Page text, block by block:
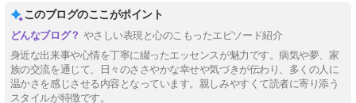
このブログのここがポイント
やさしい表現と心のこもったエピソード紹介
身近な出来事や心情を丁寧に綴ったエッセンスが魅力です。病気や夢、家
族の交流を通じて、日々のささやかな幸せや気づきが伝わり、多くの人に
温かさを感じさせる内容となっています。親しみやすくて読者に寄り添う
スタイルが特徴です。